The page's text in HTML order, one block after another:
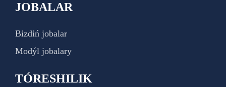
JOBALAR
Bizdiń jobalar
Modýl jobalary
TÓRESHILIK